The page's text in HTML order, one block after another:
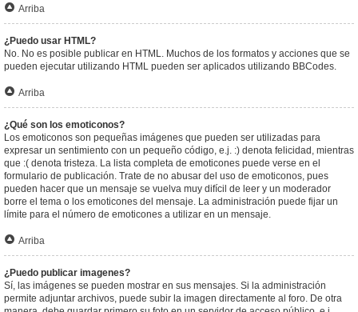
Arriba
¿Puedo usar HTML?
No. No es posible publicar en HTML. Muchos de los formatos y acciones que se
pueden ejecutar utilizando HTML pueden ser aplicados utilizando BBCodes.
Arriba
¿Qué son los emoticonos?
Los emoticonos son pequeñas imágenes que pueden ser utilizadas para
expresar un sentimiento con un pequeño código, e.j. :) denota felicidad, mientras
que :( denota tristeza. La lista completa de emoticones puede verse en el
formulario de publicación. Trate de no abusar del uso de emoticonos, pues
pueden hacer que un mensaje se vuelva muy difícil de leer y un moderador
borre el tema o los emoticones del mensaje. La administración puede fijar un
límite para el número de emoticones a utilizar en un mensaje.
Arriba
¿Puedo publicar imagenes?
Sí, las imágenes se pueden mostrar en sus mensajes. Si la administración
permite adjuntar archivos, puede subir la imagen directamente al foro. De otra